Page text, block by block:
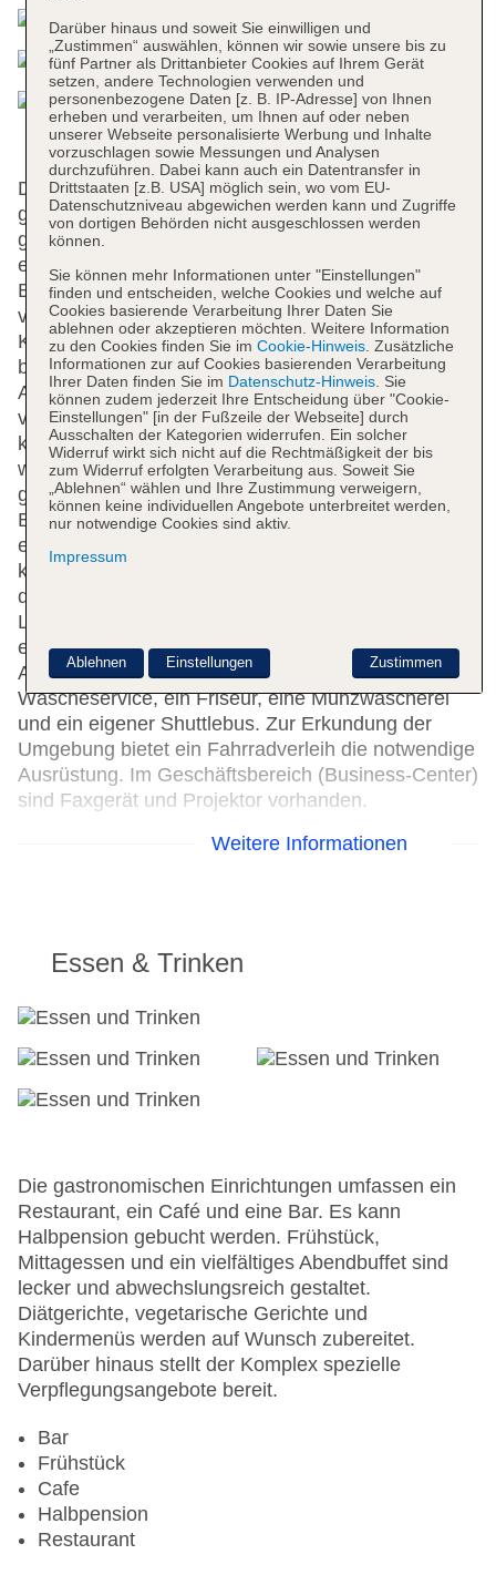
Das freundliche Personal an der Rezeption ist
gerne bei allen Fragen behilflich. Zur Einrichtung
gehören eine Gepäckaufbewahrung, ein Safe und
ein Geldautomat. WLAN ist in den öffentlichen
Bereichen verfügbar. Hilfestellung bei der Buchung
von Ausflügen wird am Tourdesk geboten. Der
Komplex verfügt über eine Reihe von
behindertengerechten Annehmlichkeiten. Ein
Aufzug und rollstuhlgerechte Einrichtungen sind
vorhanden. Ein Supermarkt und andere Geschäfte
können zum Einkaufen und Bummeln genutzt
werden. Ein schöner Garten und ein Spielplatz
gehören zum Gelände des Hotels. Zu den weiteren
Einrichtungen der Anlage zählen ein TV-Raum und
ein Spielzimmer. Bei einer Anreise mit dem Auto
können die Gäste dieses in einer Garage oder auf
dem Parkplatz parken. Unter den weiteren
Leistungen finden sich ein 24h-Sicherheitsdienst,
ein Babysitterservice, eine Kinderbetreuung, eine
Autovermietung, ein Zimmerservice, ein
Wäscheservice, ein Friseur, eine Münzwäscherei
und ein eigener Shuttlebus. Zur Erkundung der
Umgebung bietet ein Fahrradverleih die notwendige
Ausrüstung. Im Geschäftsbereich (Business-Center)
sind Faxgerät und Projektor vorhanden.
Konferenzraum
Garage
Hotelsafe
WLAN/WiFi im Hotel
Lift
Haustiere
Haustiere auf Anfrage: gegen Gebühr
Zimmerservice
Sonnenterrasse
Gesamtanzahl der Zimmer: 265
Pools:Kinderbecken, Aquapark: ohne Gebühr,
Beheizter Außenpool, Outdoor Pool,
Sonnenschirme am Pool, Liegen am Pool,
Wasserrutsche
Visa
Landeskategorie: 4 Sterne
Weitere Informationen
Essen & Trinken
Die gastronomischen Einrichtungen umfassen ein
Restaurant, ein Café und eine Bar. Es kann
Halbpension gebucht werden. Frühstück,
Mittagessen und ein vielfältiges Abendbuffet sind
lecker und abwechslungsreich gestaltet.
Diätgerichte, vegetarische Gerichte und
Kindermenüs werden auf Wunsch zubereitet.
Darüber hinaus stellt der Komplex spezielle
Verpflegungsangebote bereit.
Bar
Frühstück
Cafe
Halbpension
Restaurant
Darüber hinaus und soweit Sie einwilligen und
„Zustimmen“ auswählen, können wir sowie unsere bis zu
fünf Partner als Drittanbieter Cookies auf Ihrem Gerät
setzen, andere Technologien verwenden und
personenbezogene Daten [z. B. IP-Adresse] von Ihnen
erheben und verarbeiten, um Ihnen auf oder neben
unserer Webseite personalisierte Werbung und Inhalte
vorzuschlagen sowie Messungen und Analysen
durchzuführen. Dabei kann auch ein Datentransfer in
Drittstaaten [z.B. USA] möglich sein, wo vom EU-
Datenschutzniveau abgewichen werden kann und Zugriffe
von dortigen Behörden nicht ausgeschlossen werden
können.
Sie können mehr Informationen unter "Einstellungen"
finden und entscheiden, welche Cookies und welche auf
Cookies basierende Verarbeitung Ihrer Daten Sie
ablehnen oder akzeptieren möchten. Weitere Information
zu den Cookies finden Sie im Cookie-Hinweis. Zusätzliche
Informationen zur auf Cookies basierenden Verarbeitung
Ihrer Daten finden Sie im Datenschutz-Hinweis. Sie
können zudem jederzeit Ihre Entscheidung über "Cookie-
Einstellungen" [in der Fußzeile der Webseite] durch
Ausschalten der Kategorien widerrufen. Ein solcher
Widerruf wirkt sich nicht auf die Rechtmäßigkeit der bis
zum Widerruf erfolgten Verarbeitung aus. Soweit Sie
„Ablehnen“ wählen und Ihre Zustimmung verweigern,
können keine individuellen Angebote unterbreitet werden,
nur notwendige Cookies sind aktiv.
Impressum
Zustimmen
Ablehnen Einstellungen